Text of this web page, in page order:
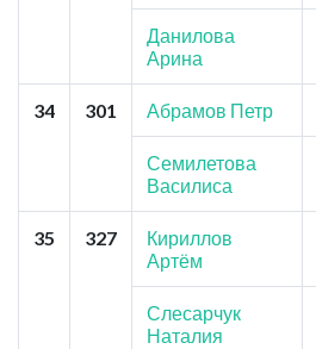
Данилова
Арина
34 301 Абрамов Петр
Семилетова
Василиса
35 327
Кириллов
Артём
Слесарчук
Наталия